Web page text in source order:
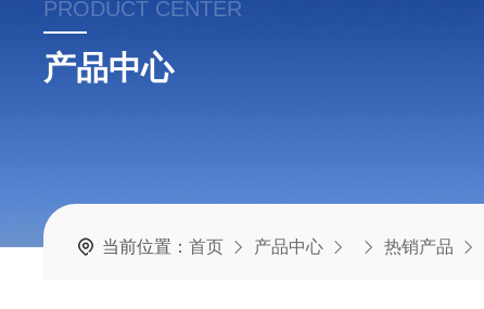
PRODUCT CENTER
产品中心
当前位置：首页 产品中心 热销产品